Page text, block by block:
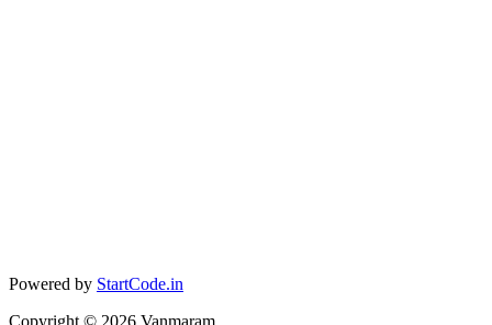
Powered by StartCode.in
Copyright © 2026 Vanmaram